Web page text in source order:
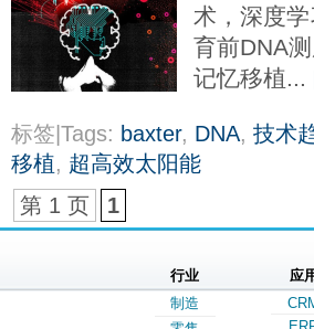
术，深度
育前DNA
记忆移植...
标签|Tags: baxter, DNA, 技术
移植, 超高效太阳能
第 1 页
1
行业
制造
应